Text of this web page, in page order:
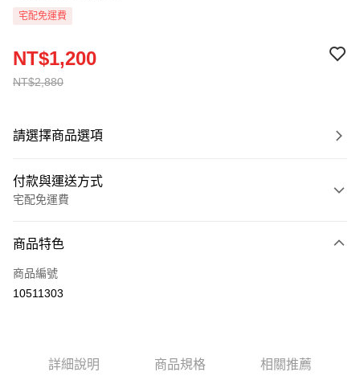
宅配免運費
NT$2,880
NT$1,200
請選擇商品選項
付款與運送方式
宅配免運費
信用卡一次付款
LINE Pay
商品特色
商品編號
10511303
詳細說明 商品規格 相關推薦